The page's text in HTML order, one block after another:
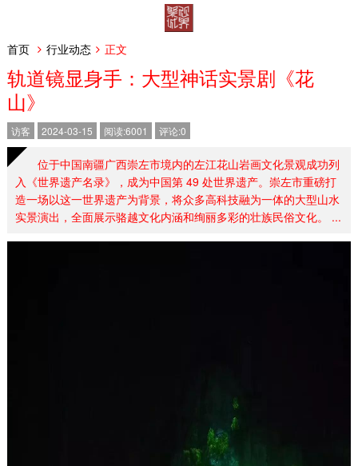
首页 行业动态 正文
轨道镜显身手：大型神话实景剧《花
山》
访客 2024-03-15 阅读:6001 评论:0
位于中国南疆广西崇左市境内的左江花山岩画文化景观成功列
入《世界遗产名录》，成为中国第 49 处世界遗产。崇左市重磅打
造一场以这一世界遗产为背景，将众多高科技融为一体的大型山水
实景演出，全面展示骆越文化内涵和绚丽多彩的壮族民俗文化。 ...